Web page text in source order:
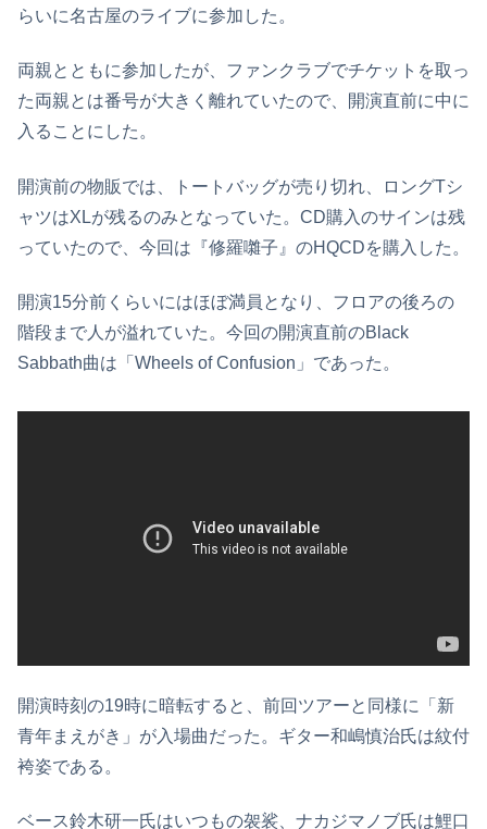
らいに名古屋のライブに参加した。
両親とともに参加したが、ファンクラブでチケットを取っ
た両親とは番号が大きく離れていたので、開演直前に中に
入ることにした。
開演前の物販では、トートバッグが売り切れ、ロングTシ
ャツはXLが残るのみとなっていた。CD購入のサインは残
っていたので、今回は『修羅囃子』のHQCDを購入した。
開演15分前くらいにはほぼ満員となり、フロアの後ろの
階段まで人が溢れていた。今回の開演直前のBlack
Sabbath曲は「Wheels of Confusion」であった。
開演時刻の19時に暗転すると、前回ツアーと同様に「新
青年まえがき」が入場曲だった。ギター和嶋慎治氏は紋付
袴姿である。
ベース鈴木研一氏はいつもの袈裟、ナカジマノブ氏は鯉口